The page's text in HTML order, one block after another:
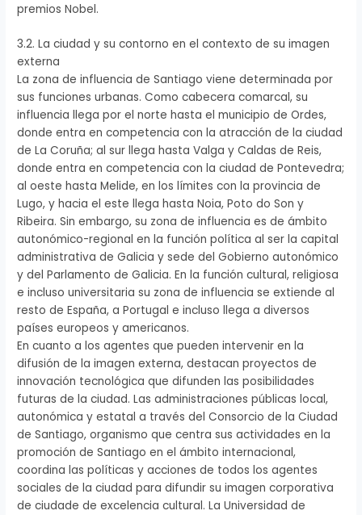
premios Nobel.
3.2. La ciudad y su contorno en el contexto de su imagen
externa
La zona de influencia de Santiago viene determinada por
sus funciones urbanas. Como cabecera comarcal, su
influencia llega por el norte hasta el municipio de Ordes,
donde entra en competencia con la atracción de la ciudad
de La Coruña; al sur llega hasta Valga y Caldas de Reis,
donde entra en competencia con la ciudad de Pontevedra;
al oeste hasta Melide, en los límites con la provincia de
Lugo, y hacia el este llega hasta Noia, Poto do Son y
Ribeira. Sin embargo, su zona de influencia es de ámbito
autonómico-regional en la función política al ser la capital
administrativa de Galicia y sede del Gobierno autonómico
y del Parlamento de Galicia. En la función cultural, religiosa
e incluso universitaria su zona de influencia se extiende al
resto de España, a Portugal e incluso llega a diversos
países europeos y americanos.
En cuanto a los agentes que pueden intervenir en la
difusión de la imagen externa, destacan proyectos de
innovación tecnológica que difunden las posibilidades
futuras de la ciudad. Las administraciones públicas local,
autonómica y estatal a través del Consorcio de la Ciudad
de Santiago, organismo que centra sus actividades en la
promoción de Santiago en el ámbito internacional,
coordina las políticas y acciones de todos los agentes
sociales de la ciudad para difundir su imagen corporativa
de ciudade de excelencia cultural. La Universidad de